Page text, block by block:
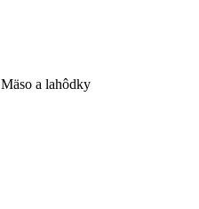
Mäso a lahôdky